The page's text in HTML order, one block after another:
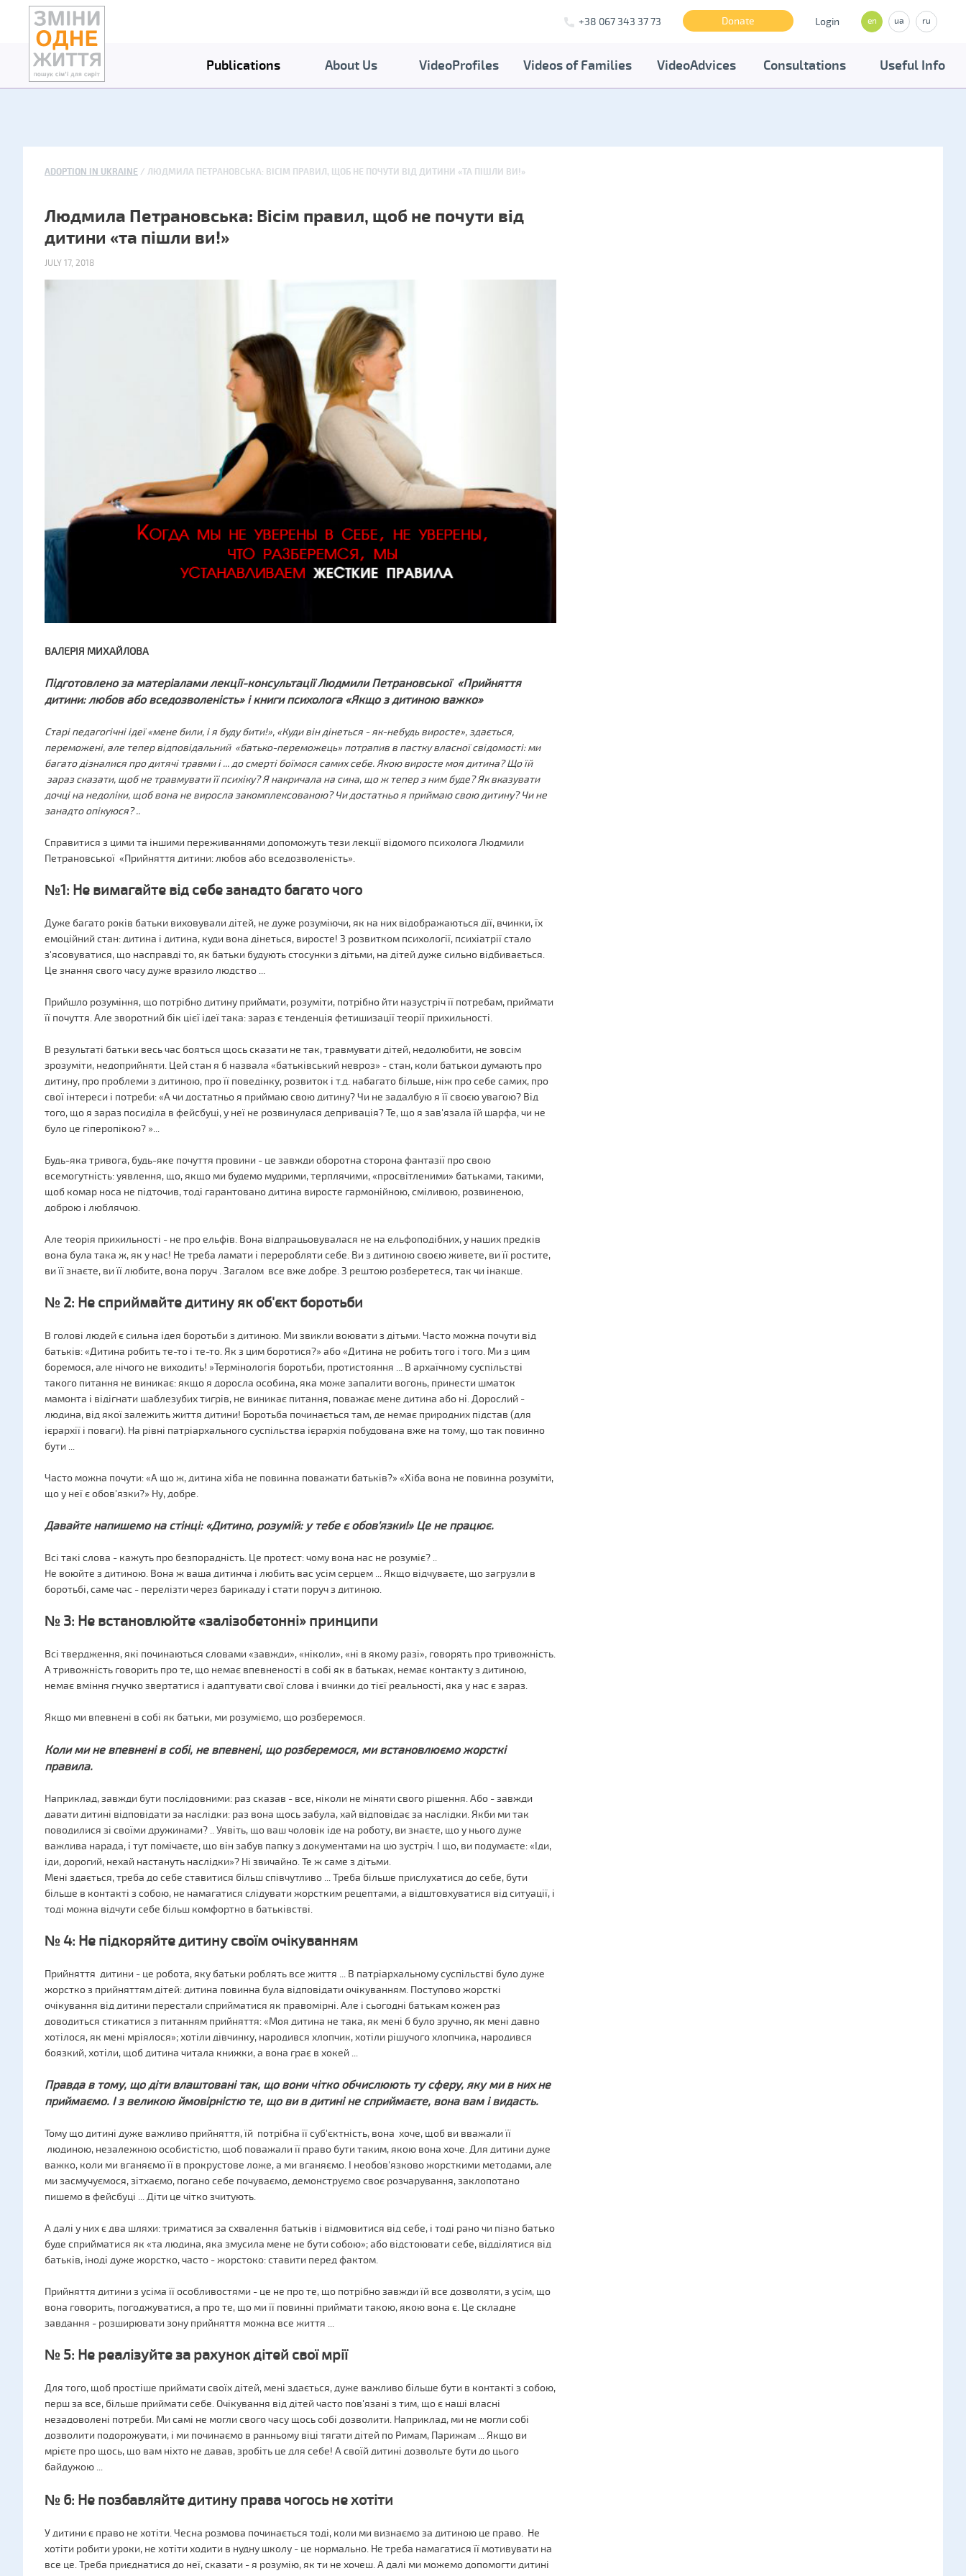
+38 067 343 37 73 Donate Login en ua ru
Publications About Us VideoProfiles Videos of Families VideoAdvices Consultations Useful Info
ADOPTION IN UKRAINE ЛЮДМИЛА ПЕТРАНОВСЬКА: ВІСІМ ПРАВИЛ, ЩОБ НЕ ПОЧУТИ ВІД ДИТИНИ «ТА ПІШЛИ ВИ!»
Людмила Петрановська: Вісім правил, щоб не почути від
дитини «та пішли ви!»
JULY 17, 2018
ВАЛЕРІЯ МИХАЙЛОВА
Підготовлено за матеріалами лекції-консультації Людмили Петрановської «Прийняття
дитини: любов або вседозволеність» і книги психолога «Якщо з дитиною важко»
Старі педагогічні ідеї «мене били, і я буду бити!», «Куди він дінеться - як-небудь виросте», здається,
переможені, але тепер відповідальний «батько-переможець» потрапив в пастку власної свідомості: ми
багато дізналися про дитячі травми і ... до смерті боїмося самих себе. Якою виросте моя дитина? Що їй
зараз сказати, щоб не травмувати її психіку? Я накричала на сина, що ж тепер з ним буде? Як вказувати
дочці на недоліки, щоб вона не виросла закомплексованою? Чи достатньо я приймаю свою дитину? Чи не
занадто опікуюся? ..
Справитися з цими та іншими переживаннями допоможуть тези лекції відомого психолога Людмили
Петрановської «Прийняття дитини: любов або вседозволеність».
№1: Не вимагайте від себе занадто багато чого
Дуже багато років батьки виховували дітей, не дуже розуміючи, як на них відображаються дії, вчинки, їх
емоційний стан: дитина і дитина, куди вона дінеться, виросте! З розвитком психології, психіатрії стало
з'ясовуватися, що насправді то, як батьки будують стосунки з дітьми, на дітей дуже сильно відбивається.
Це знання свого часу дуже вразило людство ...
Прийшло розуміння, що потрібно дитину приймати, розуміти, потрібно йти назустріч її потребам, приймати
її почуття. Але зворотний бік цієї ідеї така: зараз є тенденція фетишизації теорії прихильності.
В результаті батьки весь час бояться щось сказати не так, травмувати дітей, недолюбити, не зовсім
зрозуміти, недоприйняти. Цей стан я б назвала «батьківський невроз» - стан, коли батькои думають про
дитину, про проблеми з дитиною, про її поведінку, розвиток і т.д. набагато більше, ніж про себе самих, про
свої інтереси і потреби: «А чи достатньо я приймаю свою дитину? Чи не задалбую я її своєю увагою? Від
того, що я зараз посиділа в фейсбуці, у неї не розвинулася депривація? Те, що я зав'язала їй шарфа, чи не
було це гіперопікою? »...
Будь-яка тривога, будь-яке почуття провини - це завжди оборотна сторона фантазії про свою
всемогутність: уявлення, що, якщо ми будемо мудрими, терплячими, «просвітленими» батьками, такими,
щоб комар носа не підточив, тоді гарантовано дитина виросте гармонійною, сміливою, розвиненою,
доброю і люблячою.
Але теорія прихильності - не про ельфів. Вона відпрацьовувалася не на ельфоподібних, у наших предків
вона була така ж, як у нас! Не треба ламати і переробляти себе. Ви з дитиною своєю живете, ви її ростите,
ви її знаєте, ви її любите, вона поруч . Загалом все вже добре. З рештою розберетеся, так чи інакше.
№ 2: Не сприймайте дитину як об'єкт боротьби
В голові людей є сильна ідея боротьби з дитиною. Ми звикли воювати з дітьми. Часто можна почути від
батьків: «Дитина робить те-то і те-то. Як з цим боротися?» або «Дитина не робить того і того. Ми з цим
боремося, але нічого не виходить! »Термінологія боротьби, протистояння ... В архаїчному суспільстві
такого питання не виникає: якщо я доросла особина, яка може запалити вогонь, принести шматок
мамонта і відігнати шаблезубих тигрів, не виникає питання, поважає мене дитина або ні. Дорослий -
людина, від якої залежить життя дитини! Боротьба починається там, де немає природних підстав (для
ієрархії і поваги). На рівні патріархального суспільства ієрархія побудована вже на тому, що так повинно
бути ...
Часто можна почути: «А що ж, дитина хіба не повинна поважати батьків?» «Хіба вона не повинна розуміти,
що у неї є обов'язки?» Ну, добре.
Давайте напишемо на стінці: «Дитино, розумій: у тебе є обов'язки!» Це не працює.
Всі такі слова - кажуть про безпорадність. Це протест: чому вона нас не розуміє? ..
Не воюйте з дитиною. Вона ж ваша дитинча і любить вас усім серцем ... Якщо відчуваєте, що загрузли в
боротьбі, саме час - перелізти через барикаду і стати поруч з дитиною.
№ 3: Не встановлюйте «залізобетонні» принципи
Всі твердження, які починаються словами «завжди», «ніколи», «ні в якому разі», говорять про тривожність.
А тривожність говорить про те, що немає впевненості в собі як в батьках, немає контакту з дитиною,
немає вміння гнучко звертатися і адаптувати свої слова і вчинки до тієї реальності, яка у нас є зараз.
Якщо ми впевнені в собі як батьки, ми розуміємо, що розберемося.
Коли ми не впевнені в собі, не впевнені, що розберемося, ми встановлюємо жорсткі
правила.
Наприклад, завжди бути послідовними: раз сказав - все, ніколи не міняти свого рішення. Або - завжди
давати дитині відповідати за наслідки: раз вона щось забула, хай відповідає за наслідки. Якби ми так
поводилися зі своїми дружинами? .. Уявіть, що ваш чоловік іде на роботу, ви знаєте, що у нього дуже
важлива нарада, і тут помічаєте, що він забув папку з документами на цю зустріч. І що, ви подумаєте: «Іди,
іди, дорогий, нехай настануть наслідки»? Ні звичайно. Те ж саме з дітьми.
Мені здається, треба до себе ставитися більш співчутливо ... Треба більше прислухатися до себе, бути
більше в контакті з собою, не намагатися слідувати жорстким рецептами, а відштовхуватися від ситуації, і
тоді можна відчути себе більш комфортно в батьківстві.
№ 4: Не підкоряйте дитину своїм очікуванням
Прийняття дитини - це робота, яку батьки роблять все життя ... В патріархальному суспільстві було дуже
жорстко з прийняттям дітей: дитина повинна була відповідати очікуванням. Поступово жорсткі
очікування від дитини перестали сприйматися як правомірні. Але і сьогодні батькам кожен раз
доводиться стикатися з питанням прийняття: «Моя дитина не така, як мені б було зручно, як мені давно
хотілося, як мені мріялося»; хотіли дівчинку, народився хлопчик, хотіли рішучого хлопчика, народився
боязкий, хотіли, щоб дитина читала книжки, а вона грає в хокей ...
Правда в тому, що діти влаштовані так, що вони чітко обчислюють ту сферу, яку ми в них не
приймаємо. І з великою ймовірністю те, що ви в дитині не сприймаєте, вона вам і видасть.
Тому що дитині дуже важливо прийняття, їй потрібна її суб'єктність, вона хоче, щоб ви вважали її
людиною, незалежною особистістю, щоб поважали її право бути таким, якою вона хоче. Для дитини дуже
важко, коли ми вганяємо її в прокрустове ложе, а ми вганяємо. І необов'язково жорсткими методами, але
ми засмучуємося, зітхаємо, погано себе почуваємо, демонструємо своє розчарування, заклопотано
пишемо в фейсбуці ... Діти це чітко зчитують.
А далі у них є два шляхи: триматися за схвалення батьків і відмовитися від себе, і тоді рано чи пізно батько
буде сприйматися як «та людина, яка змусила мене не бути собою»; або відстоювати себе, відділятися від
батьків, іноді дуже жорстко, часто - жорстоко: ставити перед фактом.
Прийняття дитини з усіма її особливостями - це не про те, що потрібно завжди їй все дозволяти, з усім, що
вона говорить, погоджуватися, а про те, що ми її повинні приймати такою, якою вона є. Це складне
завдання - розширювати зону прийняття можна все життя ...
№ 5: Не реалізуйте за рахунок дітей свої мрії
Для того, щоб простіше приймати своїх дітей, мені здається, дуже важливо більше бути в контакті з собою,
перш за все, більше приймати себе. Очікування від дітей часто пов'язані з тим, що є наші власні
незадоволені потреби. Ми самі не могли свого часу щось собі дозволити. Наприклад, ми не могли собі
дозволити подорожувати, і ми починаємо в ранньому віці тягати дітей по Римам, Парижам ... Якщо ви
мрієте про щось, що вам ніхто не давав, зробіть це для себе! А своїй дитині дозвольте бути до цього
байдужою ...
№ 6: Не позбавляйте дитину права чогось не хотіти
У дитини є право не хотіти. Чесна розмова починається тоді, коли ми визнаємо за дитиною це право. Не
хотіти робити уроки, не хотіти ходити в нудну школу - це нормально. Не треба намагатися її мотивувати на
все це. Треба приєднатися до неї, сказати - я розумію, як ти не хочеш. А далі ми можемо допомогти дитині